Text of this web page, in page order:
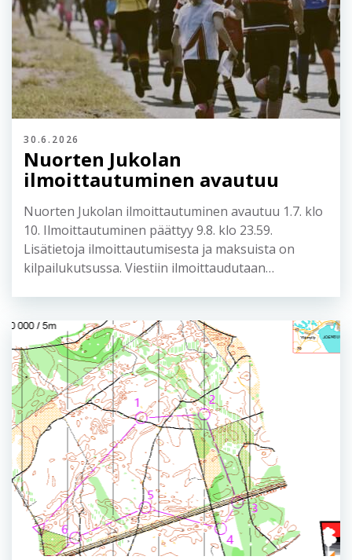
30.6.2026
Nuorten Jukolan
ilmoittautuminen avautuu
Nuorten Jukolan ilmoittautuminen avautuu 1.7. klo
10. Ilmoittautuminen päättyy 9.8. klo 23.59.
Lisätietoja ilmoittautumisesta ja maksuista on
kilpailukutsussa. Viestiin ilmoittaudutaan…